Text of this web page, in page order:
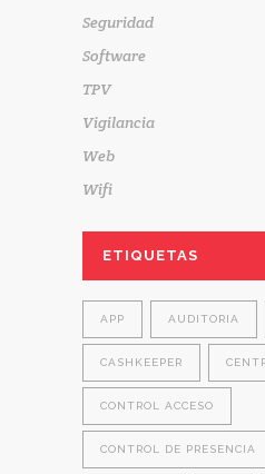
Seguridad
Software
TPV
Vigilancia
Web
Wifi
ETIQUETAS
APP AUDITORIA
CASHKEEPER
CONTROL ACCESO
CONTROL DE PRESENCIA